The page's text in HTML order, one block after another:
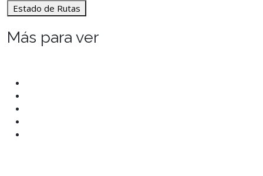
Estado de Rutas
Más para ver